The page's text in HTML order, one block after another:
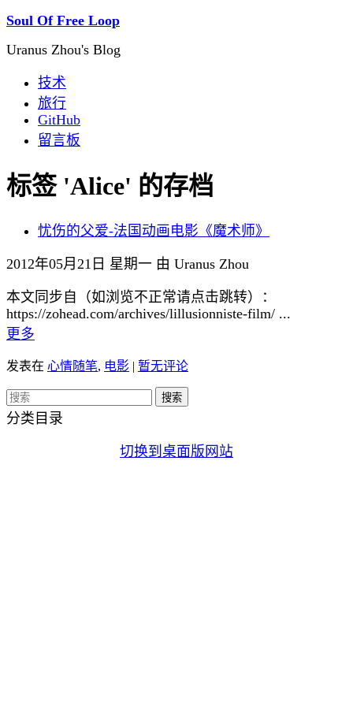
Soul Of Free Loop
Uranus Zhou's Blog
技术
旅行
GitHub
留言板
标签 'Alice' 的存档
忧伤的父爱-法国动画电影《魔术师》
2012年05月21日 星期一 由 Uranus Zhou
本文同步自（如浏览不正常请点击跳转）：
https://zohead.com/archives/lillusionniste-film/ ...
更多
发表在 心情随笔, 电影 | 暂无评论
分类目录
切换到桌面版网站